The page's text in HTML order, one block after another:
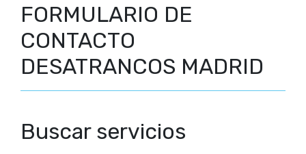
FORMULARIO DE
CONTACTO
DESATRANCOS MADRID
Buscar servicios